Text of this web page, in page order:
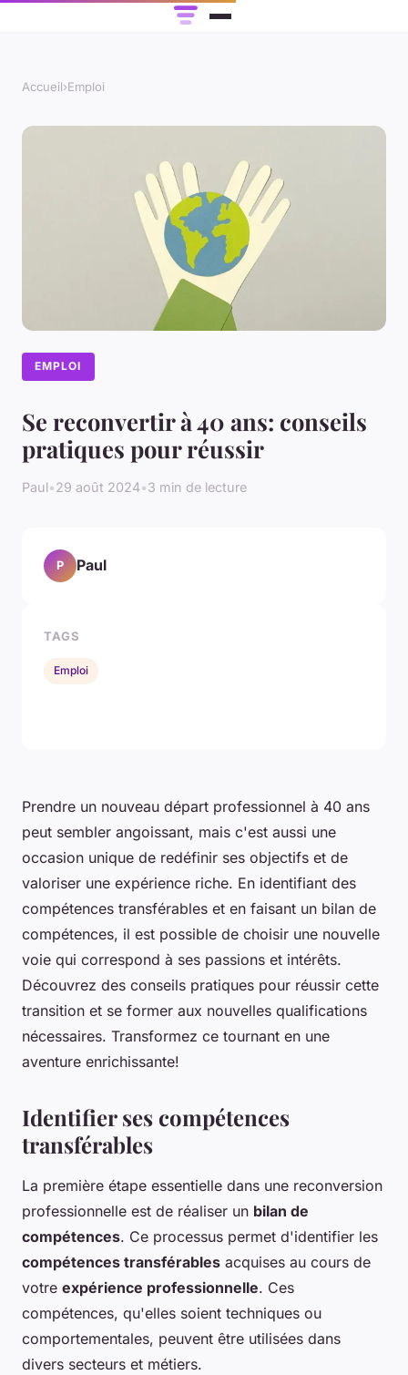
Accueil›Emploi
EMPLOI
Se reconvertir à 40 ans: conseils
pratiques pour réussir
Paul•29 août 2024•3 min de lecture
Prendre un nouveau départ professionnel à 40 ans
peut sembler angoissant, mais c'est aussi une
occasion unique de redéfinir ses objectifs et de
valoriser une expérience riche. En identifiant des
compétences transférables et en faisant un bilan de
compétences, il est possible de choisir une nouvelle
voie qui correspond à ses passions et intérêts.
Découvrez des conseils pratiques pour réussir cette
transition et se former aux nouvelles qualifications
nécessaires. Transformez ce tournant en une
aventure enrichissante!
Identifier ses compétences
transférables
La première étape essentielle dans une reconversion
professionnelle est de réaliser un bilan de
compétences. Ce processus permet d'identifier les
compétences transférables acquises au cours de
votre expérience professionnelle. Ces
compétences, qu'elles soient techniques ou
comportementales, peuvent être utilisées dans
divers secteurs et métiers.
P Paul
TAGS
Emploi